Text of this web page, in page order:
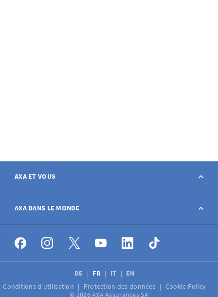
AXA ET VOUS
Contact
Déclarer sinistre
Postes à pourvoir
Médias
AXA DANS LE MONDE
AXA dans le monde
DE FR IT
EN
Conditions d’utilisation
Protection des données
Cookie Policy
© 2026 AXA Assurances SA